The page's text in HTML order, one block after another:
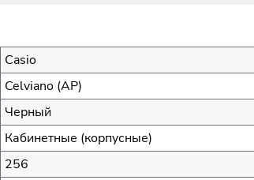
Casio
Celviano (AP)
Черный
Кабинетные (корпусные)
256